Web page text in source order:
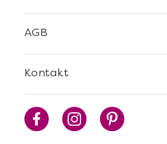
Kontakt
AGB